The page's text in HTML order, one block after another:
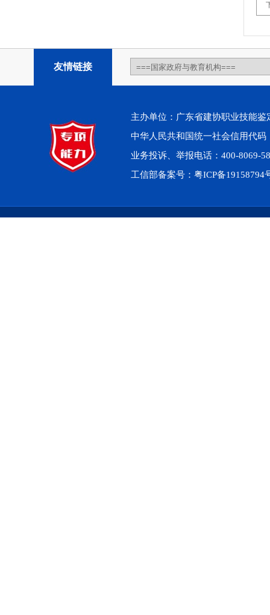
友情链接
主办单位：广东省建协职业技能
中华人民共和国统一社会信用代
业务投诉、举报电话：400-8069-
工信部备案号： 粤ICP备19158794